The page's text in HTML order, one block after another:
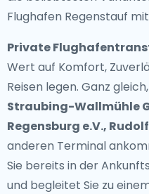
Flughafen Regenstauf
Private
Wert auf Komfort,
Reisen legen. Ganz
Straubing-Wallmühle
Regensburg e.V.,
anderen Terminal
Sie bereits in der
und begleitet Sie zu